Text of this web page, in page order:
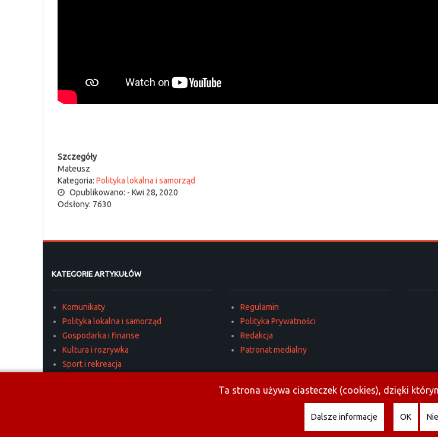
Szczegóły
Mateusz
Kategoria: Polityka lokalna i samorząd
Opublikowano: - Kwi 28, 2020
Odsłony: 7630
KATEGORIE ARTYKUŁÓW
Komunikaty
Polityka lokalna i samorząd
Gospodarka i finanse
Kultura i rozrywka
Sport i rekreacja
Regulamin
Polityka Prywatności
Redakcja
Patronat medialny
Ta strona używa ciasteczek (cookies), dzięki
Dalsze informacje OK